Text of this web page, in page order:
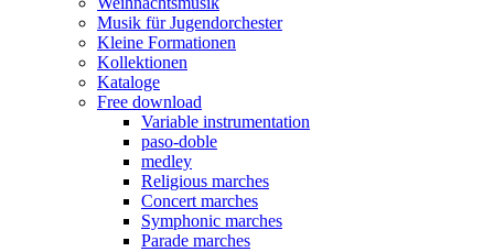
Musik für Jugendorchester
Kleine Formationen
Kollektionen
Kataloge
Free download
Variable instrumentation
paso-doble
medley
Religious marches
Concert marches
Symphonic marches
Parade marches